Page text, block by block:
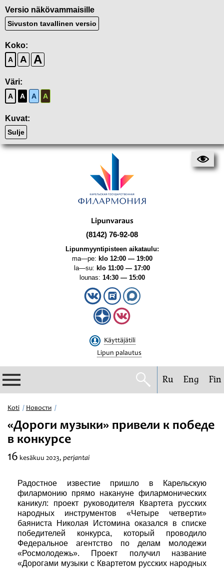
Versio näkövammaisille
Sivuston tavallinen versio
Koko:
A A A
Väri:
A A A A
Kuvat:
Sulje
Lipunvaraus
(8142) 76-92-08
Lipunmyyntipisteen aikataulu:
ma—pe: klo 12:00 — 19:00
la—su: klo 11:00 — 17:00
lounas: 14:30 — 15:00
Käyttäjätili
Lipun palautus
Filharmonia
Konserttikalenteri
Festivaalit
Ru Eng Fin
Koti Новости
«Дороги музыки» привели к победе
в конкурсе
16 kesäkuu 2023, perjantai
Радостное известие пришло в Карельскую
филармонию прямо накануне филармонических
каникул: проект руководителя Квартета русских
народных инструментов «Четыре четверти»
баяниста Николая Истомина оказался в списке
победителей конкурса, который проводило
Федеральное агентство по делам молодежи
«Росмолодежь». Проект получил название
«Дорогами музыки с Квартетом русских народных